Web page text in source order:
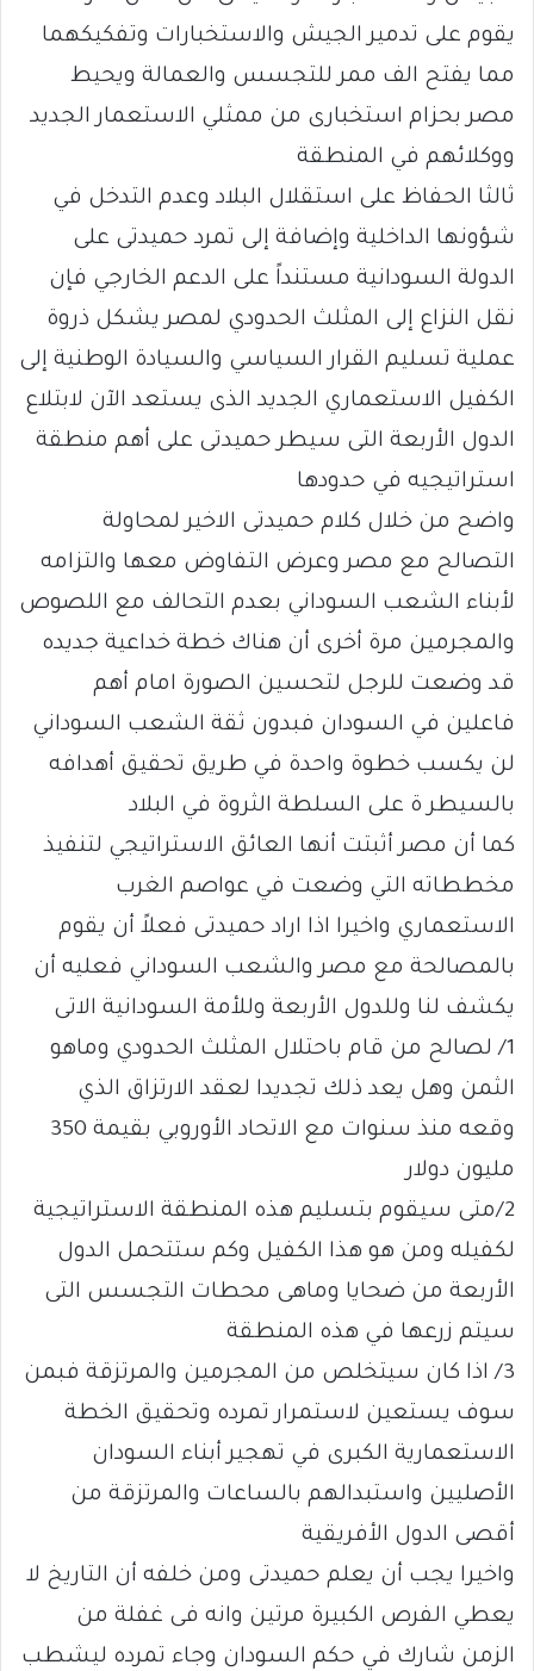
يقوم على تدمير الجيش والاستخبارات وتفكيكهما
مما يفتح الف ممر للتجسس والعمالة ويحيط
مصر بحزام استخبارى من ممثلي الاستعمار الجديد
ووكلائهم في المنطقة
ثالثا الحفاظ على استقلال البلاد وعدم التدخل في
شؤونها الداخلية وإضافة إلى تمرد حميدتى على
الدولة السودانية مستنداً على الدعم الخارجي فإن
نقل النزاع إلى المثلث الحدودي لمصر يشكل ذروة
عملية تسليم القرار السياسي والسيادة الوطنية إلى
الكفيل الاستعماري الجديد الذى يستعد الآن لابتلاع
الدول الأربعة التى سيطر حميدتى على أهم منطقة
استراتيجيه في حدودها
واضح من خلال كلام حميدتى الاخير لمحاولة
التصالح مع مصر وعرض التفاوض معها والتزامه
لأبناء الشعب السوداني بعدم التحالف مع اللصوص
والمجرمين مرة أخرى أن هناك خطة خداعية جديده
قد وضعت للرجل لتحسين الصورة امام أهم
فاعلين في السودان فبدون ثقة الشعب السوداني
لن يكسب خطوة واحدة في طريق تحقيق أهدافه
بالسيطر ة على السلطة الثروة في البلاد
كما أن مصر أثبتت أنها العائق الاستراتيجي لتنفيذ
مخططاته التي وضعت في عواصم الغرب
الاستعماري واخيرا اذا اراد حميدتى فعلاً أن يقوم
بالمصالحة مع مصر والشعب السوداني فعليه أن
يكشف لنا وللدول الأربعة وللأمة السودانية الاتى
1/ لصالح من قام باحتلال المثلث الحدودي وماهو
الثمن وهل يعد ذلك تجديدا لعقد الارتزاق الذي
وقعه منذ سنوات مع الاتحاد الأوروبي بقيمة 350
مليون دولار
2/متى سيقوم بتسليم هذه المنطقة الاستراتيجية
لكفيله ومن هو هذا الكفيل وكم ستتحمل الدول
الأربعة من ضحايا وماهى محطات التجسس التى
سيتم زرعها في هذه المنطقة
3/ اذا كان سيتخلص من المجرمين والمرتزقة فبمن
سوف يستعين لاستمرار تمرده وتحقيق الخطة
الاستعمارية الكبرى في تهجير أبناء السودان
الأصليين واستبدالهم بالساعات والمرتزقة من
أقصى الدول الأفريقية
واخيرا يجب أن يعلم حميدتى ومن خلفه أن التاريخ لا
يعطي الفرص الكبيرة مرتين وانه فى غفلة من
الزمن شارك في حكم السودان وجاء تمرده ليشطب